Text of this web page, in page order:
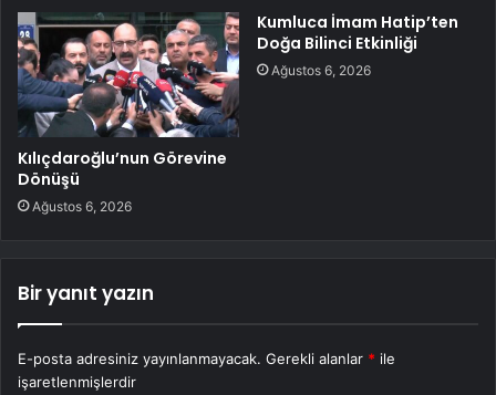
Kılıçdaroğlu’nun Görevine
Dönüşü
Ağustos 6, 2026
Kumluca İmam Hatip’ten
Doğa Bilinci Etkinliği
Ağustos 6, 2026
Bir yanıt yazın
E-posta adresiniz yayınlanmayacak. Gerekli alanlar * ile
işaretlenmişlerdir